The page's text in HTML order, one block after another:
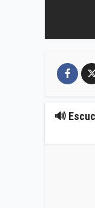
🔊